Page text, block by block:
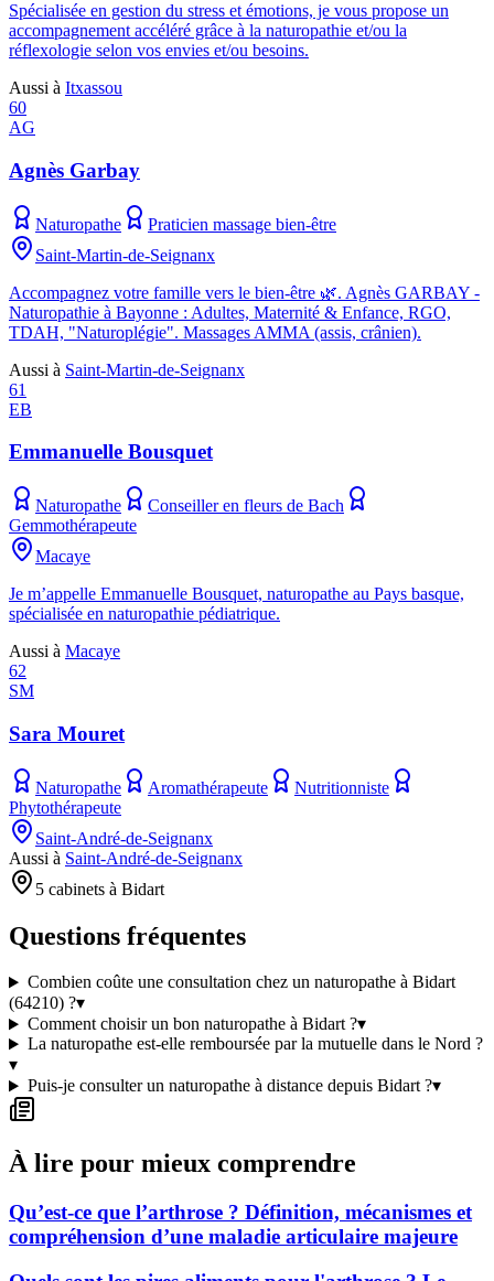
Spécialisée en gestion du stress et émotions, je vous propose un
accompagnement accéléré grâce à la naturopathie et/ou la
réflexologie selon vos envies et/ou besoins.
Aussi à Itxassou
60
AG
Agnès Garbay
Naturopathe
Praticien massage bien-être
Saint-Martin-de-Seignanx
Accompagnez votre famille vers le bien-être 🌿. Agnès GARBAY -
Naturopathie à Bayonne : Adultes, Maternité & Enfance, RGO,
TDAH, "Naturoplégie". Massages AMMA (assis, crânien).
Aussi à Saint-Martin-de-Seignanx
61
EB
Emmanuelle Bousquet
Naturopathe
Conseiller en fleurs de Bach
Gemmothérapeute
Macaye
Je m’appelle Emmanuelle Bousquet, naturopathe au Pays basque,
spécialisée en naturopathie pédiatrique.
Aussi à Macaye
62
SM
Sara Mouret
Naturopathe Aromathérapeute
Nutritionniste
Phytothérapeute
Saint-André-de-Seignanx
Aussi à Saint-André-de-Seignanx
5 cabinets à Bidart
Questions fréquentes
Combien coûte une consultation chez un naturopathe à Bidart
(64210) ?▾
Comment choisir un bon naturopathe à Bidart ?▾
La naturopathe est-elle remboursée par la mutuelle dans le Nord ?
▾
Puis-je consulter un naturopathe à distance depuis Bidart ?▾
À lire pour mieux comprendre
Qu’est-ce que l’arthrose ? Définition, mécanismes et
compréhension d’une maladie articulaire majeure